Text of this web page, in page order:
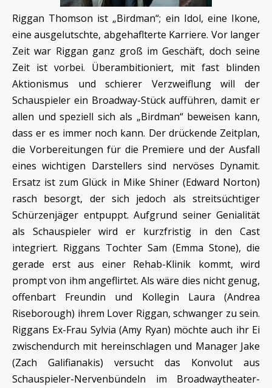
Riggan Thomson ist „Birdman“; ein Idol, eine Ikone,
eine ausgelutschte, abgehaflterte Karriere. Vor langer
Zeit war Riggan ganz groß im Geschäft, doch seine
Zeit ist vorbei. Überambitioniert, mit fast blinden
Aktionismus und schierer Verzweiflung will der
Schauspieler ein Broadway-Stück aufführen, damit er
allen und speziell sich als „Birdman“ beweisen kann,
dass er es immer noch kann. Der drückende Zeitplan,
die Vorbereitungen für die Premiere und der Ausfall
eines wichtigen Darstellers sind nervöses Dynamit.
Ersatz ist zum Glück in Mike Shiner (Edward Norton)
rasch besorgt, der sich jedoch als streitsüchtiger
Schürzenjäger entpuppt. Aufgrund seiner Genialität
als Schauspieler wird er kurzfristig in den Cast
integriert. Riggans Tochter Sam (Emma Stone), die
gerade erst aus einer Rehab-Klinik kommt, wird
prompt von ihm angeflirtet. Als wäre dies nicht genug,
offenbart Freundin und Kollegin Laura (Andrea
Riseborough) ihrem Lover Riggan, schwanger zu sein.
Riggans Ex-Frau Sylvia (Amy Ryan) möchte auch ihr Ei
zwischendurch mit hereinschlagen und Manager Jake
(Zach Galifianakis) versucht das Konvolut aus
Schauspieler-Nervenbündeln im Broadwaytheater-